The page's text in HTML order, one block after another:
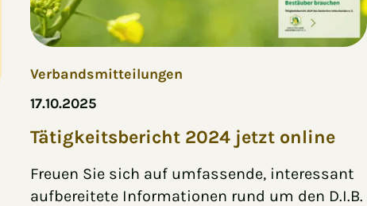
Verbandsmitteilungen
17.10.2025
Tätigkeitsbericht 2024 jetzt online
Freuen Sie sich auf umfassende, interessant
aufbereitete Informationen rund um den D.I.B.